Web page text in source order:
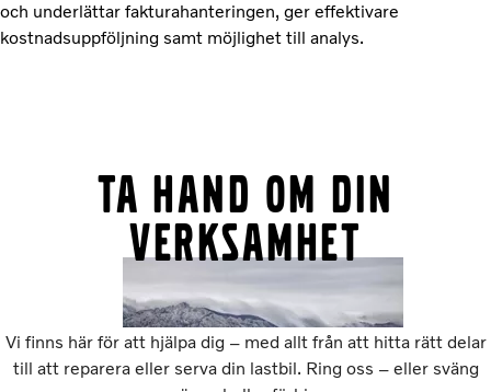
och underlättar fakturahanteringen, ger effektivare
kostnadsuppföljning samt möjlighet till analys.
Ta hand om din
verksamhet
Vi finns här för att hjälpa dig – med allt från att hitta rätt delar
till att reparera eller serva din lastbil. Ring oss – eller sväng